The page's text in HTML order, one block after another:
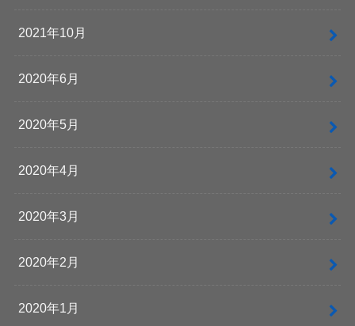
2021年10月
2020年6月
2020年5月
2020年4月
2020年3月
2020年2月
2020年1月